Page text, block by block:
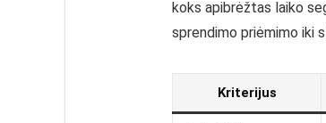
koks apibrėžtas laiko
sprendimo priėmimo iki
Kriterijus